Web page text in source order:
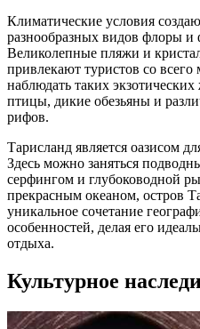
Климатические условия
разнообразных видов флоры и
Великолепные пляжи и
привлекают туристов со
наблюдать таких
птицы, дикие обезьяны и
рифов.
Тарисланд является оазисом
Здесь можно заняться
серфингом и глубоководной
прекрасным океаном, остров
уникальное сочетание
особенностей, делая его
отдыха.
Культурное